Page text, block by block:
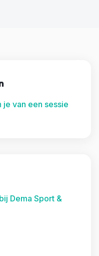
je van een sessie
Dema Sport &